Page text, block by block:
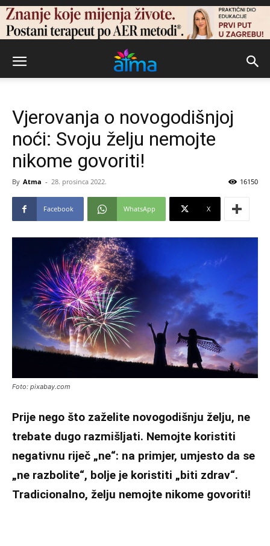
Vjerovanja o novogodišnjoj
noći: Svoju želju nemojte
nikome govoriti!
By Atma - 28. prosinca 2022. 16150
Facebook WhatsApp X
Foto: pixabay.com
Prije nego što zaželite novogodišnju želju, ne
trebate dugo razmišljati. Nemojte koristiti
negativnu riječ „ne“: na primjer, umjesto da se
„ne razbolite“, bolje je koristiti „biti zdrav“.
Tradicionalno, želju nemojte nikome govoriti!